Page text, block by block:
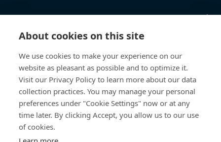
About cookies on this site
We use cookies to make your experience on our
website as pleasant as possible and to optimize it.
Visit our Privacy Policy to learn more about our data
collection practices. You may manage your personal
preferences under "Cookie Settings" now or at any
time later. By clicking Accept, you allow us to our use
of cookies.
Centre de connaissances
Qui sommes-nous
Bossard Suisse
Steinhauserstrasse 70
6301 Zug